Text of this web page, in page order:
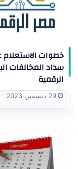
خطوات
سداد المخالفات
الرقمية
29 ديسمبر، 2023